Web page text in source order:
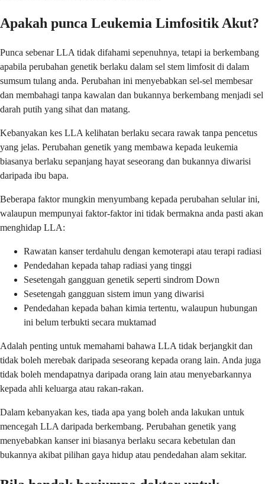
Apakah punca Leukemia Limfositik Akut?
Punca sebenar LLA tidak difahami sepenuhnya, tetapi ia berkembang
apabila perubahan genetik berlaku dalam sel stem limfosit di dalam
sumsum tulang anda. Perubahan ini menyebabkan sel-sel membesar
dan membahagi tanpa kawalan dan bukannya berkembang menjadi sel
darah putih yang sihat dan matang.
Kebanyakan kes LLA kelihatan berlaku secara rawak tanpa pencetus
yang jelas. Perubahan genetik yang membawa kepada leukemia
biasanya berlaku sepanjang hayat seseorang dan bukannya diwarisi
daripada ibu bapa.
Beberapa faktor mungkin menyumbang kepada perubahan selular ini,
walaupun mempunyai faktor-faktor ini tidak bermakna anda pasti akan
menghidap LLA:
Rawatan kanser terdahulu dengan kemoterapi atau terapi radiasi
Pendedahan kepada tahap radiasi yang tinggi
Sesetengah gangguan genetik seperti sindrom Down
Sesetengah gangguan sistem imun yang diwarisi
Pendedahan kepada bahan kimia tertentu, walaupun hubungan
ini belum terbukti secara muktamad
Adalah penting untuk memahami bahawa LLA tidak berjangkit dan
tidak boleh merebak daripada seseorang kepada orang lain. Anda juga
tidak boleh mendapatnya daripada orang lain atau menyebarkannya
kepada ahli keluarga atau rakan-rakan.
Dalam kebanyakan kes, tiada apa yang boleh anda lakukan untuk
mencegah LLA daripada berkembang. Perubahan genetik yang
menyebabkan kanser ini biasanya berlaku secara kebetulan dan
bukannya akibat pilihan gaya hidup atau pendedahan alam sekitar.